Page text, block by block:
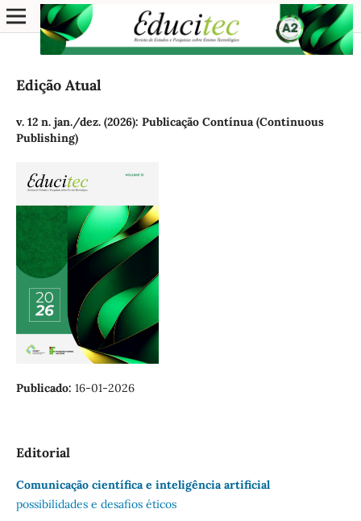
Edição Atual
v. 12 n. jan./dez. (2026): Publicação Contínua (Continuous
Publishing)
Publicado: 16-01-2026
Editorial
Comunicação científica e inteligência artificial
possibilidades e desafios éticos